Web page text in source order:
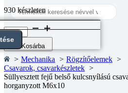
Search
...
930 készleten
Süllyesztett
fejű
belső
kulcsnyílású
csavar
DIN
7991~
10.9
Kosárba
Mechanika
Rögzítőelemek
Csavarok, csavarkészletek
Süllyesztett fejű belső kulcsnyílású
horganyzott M6x10